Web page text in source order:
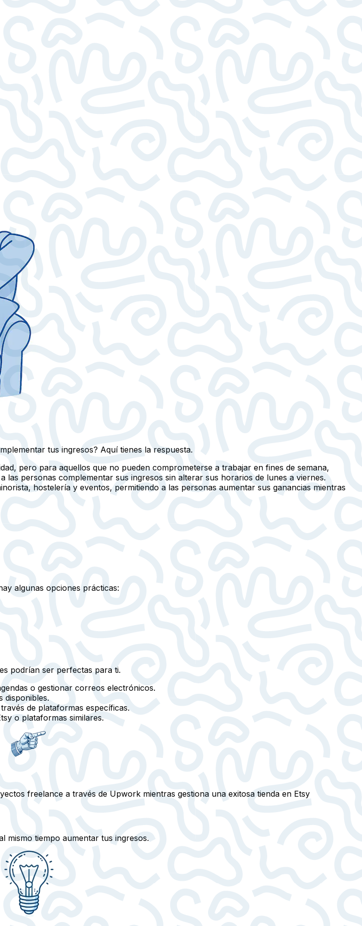
tus ingresos? Aquí tienes la respuesta.
pero para aquellos que no pueden comprometerse a trabajar en fines de semana,
personas complementar sus ingresos sin alterar sus horarios de lunes a viernes.
hostelería y eventos, permitiendo a las personas aumentar sus ganancias mientras
algunas opciones prácticas:
podrían ser perfectas para ti.
o gestionar correos electrónicos.
disponibles.
de plataformas específicas.
o plataformas similares.
freelance a través de Upwork mientras gestiona una exitosa tienda en Etsy
mismo tiempo aumentar tus ingresos.